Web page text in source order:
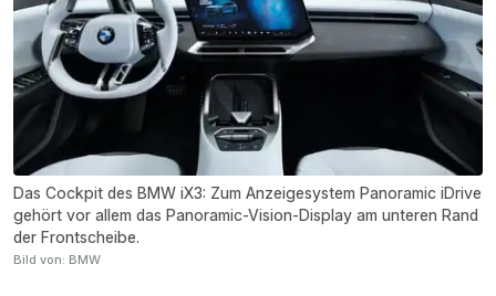
Das Cockpit des BMW iX3: Zum Anzeigesystem Panoramic iDrive
gehört vor allem das Panoramic-Vision-Display am unteren Rand
der Frontscheibe.
Bild von: BMW